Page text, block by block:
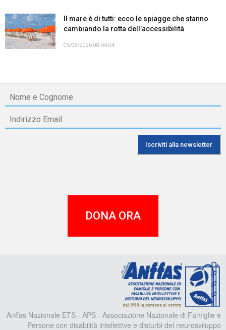
Il mare è di tutti: ecco le spiagge che stanno
cambiando la rotta dell’accessibilità
05/08/2026 08:44:04
DONA ORA
Anffas Nazionale ETS - APS - Associazione Nazionale di Famiglie e
Persone con disabilità intellettive e disturbi del neurosviluppo